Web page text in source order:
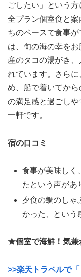
ごしたい」という方
全プラン個室食と
ちのペースで食事
は、旬の海の幸を
産のタコの湯がき
れています。さら
め、船で着いてか
の満足感と過ごしや
一軒です。
宿の口コミ
食事が美味しく
たという声があ
夕食の鯛のしゃ
かった、という
★個室で海鮮！気兼
>>楽天トラベルで